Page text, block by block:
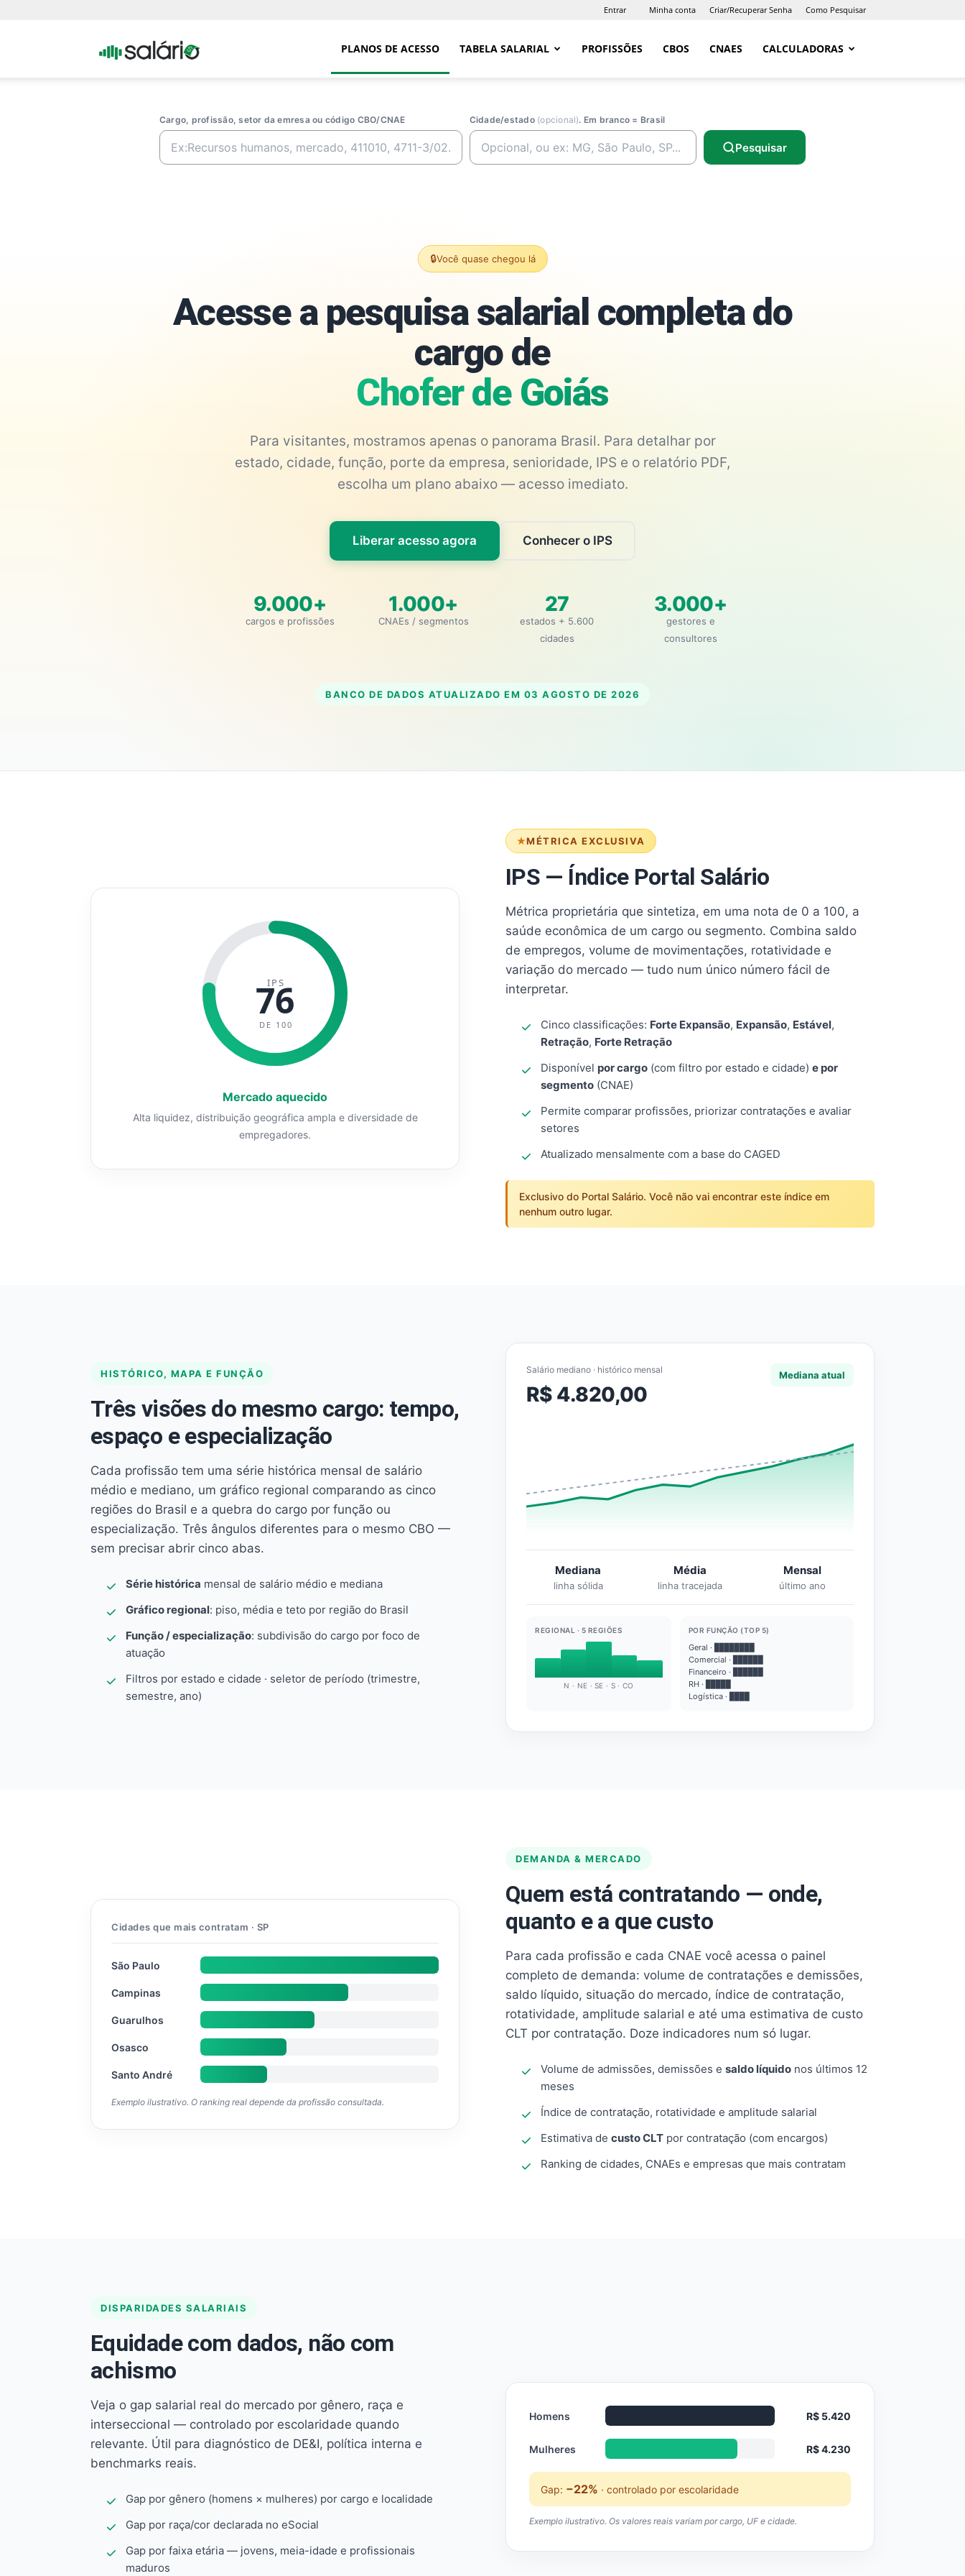
Entrar Minha conta Criar/Recuperar Senha Como Pesquisar
Portal PLANOS DE ACESSO TABELA SALARIAL PROFISSÕES CBOS CNAES CALCULADORAS
Cargo, profissão, setor da emresa ou código CBO/CNAE Cidade/estado (opcional). Em branco = Brasil
Pesquisar
🔒Você quase chegou lá
Acesse a pesquisa salarial completa do
cargo de
Chofer de Goiás
Para visitantes, mostramos apenas o panorama Brasil. Para detalhar por
estado, cidade, função, porte da empresa, senioridade, IPS e o relatório PDF,
escolha um plano abaixo — acesso imediato.
Liberar acesso agora Conhecer o IPS
9.000+
cargos e profissões
1.000+
CNAEs / segmentos
27
estados + 5.600
cidades
3.000+
gestores e
consultores
BANCO DE DADOS ATUALIZADO EM 03 AGOSTO DE 2026
MÉTRICA EXCLUSIVA
IPS — Índice Portal Salário
Métrica proprietária que sintetiza, em uma nota de 0 a 100, a
saúde econômica de um cargo ou segmento. Combina saldo
de empregos, volume de movimentações, rotatividade e
variação do mercado — tudo num único número fácil de
interpretar.
Cinco classificações: Forte Expansão, Expansão, Estável,
Retração, Forte Retração
Disponível por cargo (com filtro por estado e cidade) e por
segmento (CNAE)
Permite comparar profissões, priorizar contratações e avaliar
setores
Atualizado mensalmente com a base do CAGED
Exclusivo do Portal Salário. Você não vai encontrar este índice em
nenhum outro lugar.
IPS
76
DE 100
Mercado aquecido
Alta liquidez, distribuição geográfica ampla e diversidade de
empregadores.
HISTÓRICO, MAPA E FUNÇÃO
Três visões do mesmo cargo: tempo,
espaço e especialização
Cada profissão tem uma série histórica mensal de salário
médio e mediano, um gráfico regional comparando as cinco
regiões do Brasil e a quebra do cargo por função ou
especialização. Três ângulos diferentes para o mesmo CBO —
sem precisar abrir cinco abas.
Série histórica mensal de salário médio e mediana
Gráfico regional: piso, média e teto por região do Brasil
Função / especialização: subdivisão do cargo por foco de
atuação
Filtros por estado e cidade · seletor de período (trimestre,
semestre, ano)
Salário mediano · histórico mensal
R$ 4.820,00
Mediana atual
Mediana
linha sólida
Média
linha tracejada
Mensal
último ano
REGIONAL · 5 REGIÕES
N · NE · SE · S · CO
POR FUNÇÃO (TOP 5)
Geral · ████████
Comercial · ██████
Financeiro · ██████
RH · █████
Logística · ████
DEMANDA & MERCADO
Quem está contratando — onde,
quanto e a que custo
Para cada profissão e cada CNAE você acessa o painel
completo de demanda: volume de contratações e demissões,
saldo líquido, situação do mercado, índice de contratação,
rotatividade, amplitude salarial e até uma estimativa de custo
CLT por contratação. Doze indicadores num só lugar.
Volume de admissões, demissões e saldo líquido nos últimos 12
meses
Índice de contratação, rotatividade e amplitude salarial
Estimativa de custo CLT por contratação (com encargos)
Ranking de cidades, CNAEs e empresas que mais contratam
Cidades que mais contratam · SP
São Paulo
Campinas
Guarulhos
Osasco
Santo André
Exemplo ilustrativo. O ranking real depende da profissão consultada.
DISPARIDADES SALARIAIS
Equidade com dados, não com
achismo
Veja o gap salarial real do mercado por gênero, raça e
interseccional — controlado por escolaridade quando
relevante. Útil para diagnóstico de DE&I, política interna e
benchmarks reais.
Gap por gênero (homens × mulheres) por cargo e localidade
Gap por raça/cor declarada no eSocial
Gap por faixa etária — jovens, meia-idade e profissionais
maduros
Homens R$ 5.420
Mulheres R$ 4.230
Gap: −22% · controlado por escolaridade
Exemplo ilustrativo. Os valores reais variam por cargo, UF e cidade.